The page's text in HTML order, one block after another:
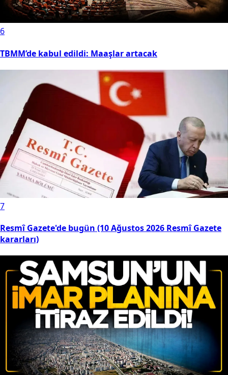
6
TBMM’de kabul edildi: Maaşlar artacak
7
Resmî Gazete'de bugün (10 Ağustos 2026 Resmî Gazete
kararları)